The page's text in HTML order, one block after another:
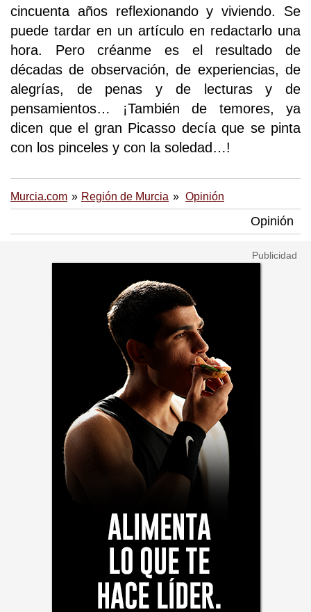
cincuenta años reflexionando y viviendo. Se
puede tardar en un artículo en redactarlo una
hora. Pero créanme es el resultado de
décadas de observación, de experiencias, de
alegrías, de penas y de lecturas y de
pensamientos… ¡También de temores, ya
dicen que el gran Picasso decía que se pinta
con los pinceles y con la soledad…!
Murcia.com Región de Murcia Opinión
Opinión